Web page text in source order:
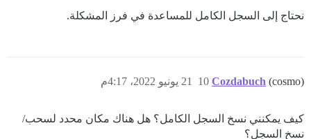
نحتاج إلى السجل الكامل للمساعدة في فرز المشكلة.
Cozdabuch (cosmo) 21 يونيو 2022، 4:17م 10
كيف يمكنني نسخ السجل الكامل؟ هل هناك مكان محدد لسحب/
نسخ السجل؟